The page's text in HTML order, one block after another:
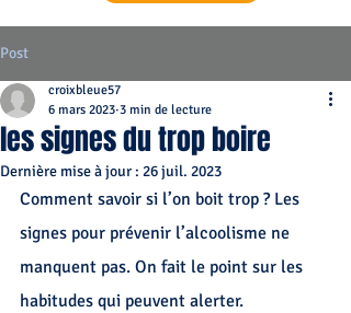
Post
les signes du trop boire
croixbleue57
6 mars 2023 3 min de lecture
Dernière mise à jour : 26 juil. 2023
Comment savoir si l’on boit trop ? Les
signes pour prévenir l’alcoolisme ne
manquent pas. On fait le point sur les
habitudes qui peuvent alerter.